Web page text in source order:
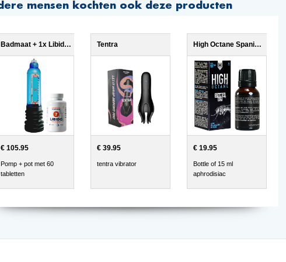
mensen kochten ook deze producten
Badmaat + 1x Libido7
€ 105.95
Pomp + pot met 60
tabletten
Tentra
€ 39.95
tentra vibrator
High Octane Spanish Fly
€ 19.95
Bottle of 15 ml
aphrodisiac